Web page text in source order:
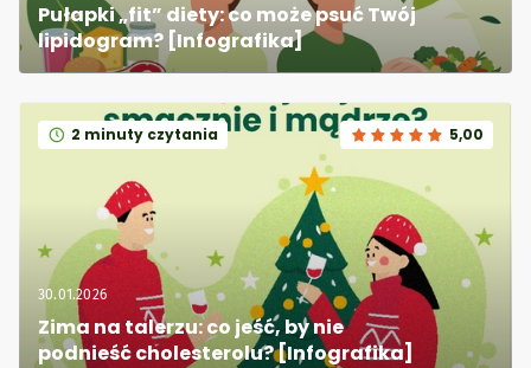
Pułapki „fit” diety: co może psuć Twój
lipidogram? [Infografika]
30.01.2026
Zima na talerzu: co jeść, by nie
podnieść cholesterolu? [Infografika]
2 minuty czytania 5,00